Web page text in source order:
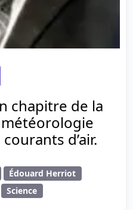
chapitre de la
d’air.
Édouard Herriot
Science